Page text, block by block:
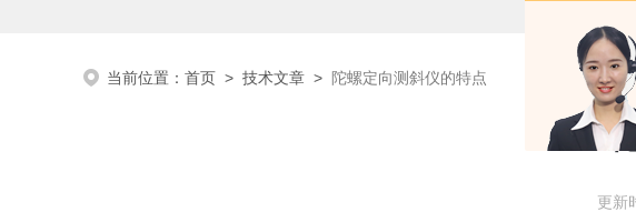
当前位置： 首页 > 技术文章 > 陀螺定向测斜仪的特点
更新